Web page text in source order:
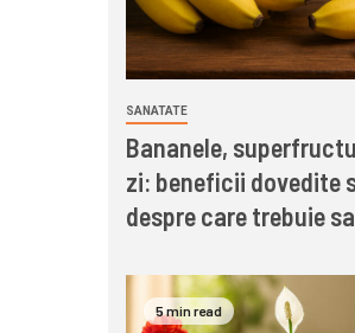
SANATATE
Bananele,
zi: beneficii dovedite
despre care trebuie
5 min read